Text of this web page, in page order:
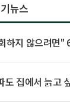
뉴스
하지 않으려면"
도 집에서 늙고